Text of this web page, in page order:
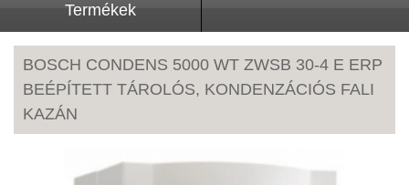
Termékek
BOSCH CONDENS 5000 WT ZWSB 30-4 E ERP
BEÉPÍTETT TÁROLÓS, KONDENZÁCIÓS FALI
KAZÁN